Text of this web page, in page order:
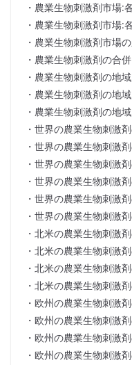
・農業生物刺激剤市場:
・農業生物刺激剤市場:
・農業生物刺激剤市場
・農業生物刺激剤の合
・農業生物刺激剤の地
・農業生物刺激剤の地
・農業生物刺激剤の地
・世界の農業生物刺激
・世界の農業生物刺激
・世界の農業生物刺激
・世界の農業生物刺激
・世界の農業生物刺激
・世界の農業生物刺激
・北米の農業生物刺激
・北米の農業生物刺激
・北米の農業生物刺激
・北米の農業生物刺激
・欧州の農業生物刺激
・欧州の農業生物刺激
・欧州の農業生物刺激
・欧州の農業生物刺激